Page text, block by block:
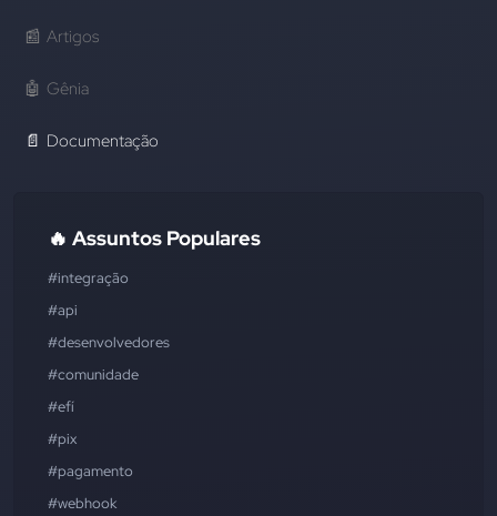
📰 Artigos
🤖 Gênia
📄 Documentação
🔥 Assuntos Populares
#integração
#api
#desenvolvedores
#comunidade
#efí
#pix
#pagamento
#webhook